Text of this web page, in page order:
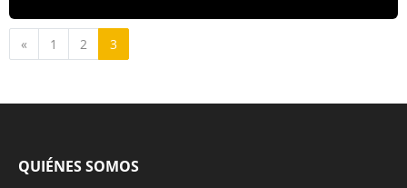
« Anterior
1 2 3
QUIÉNES SOMOS